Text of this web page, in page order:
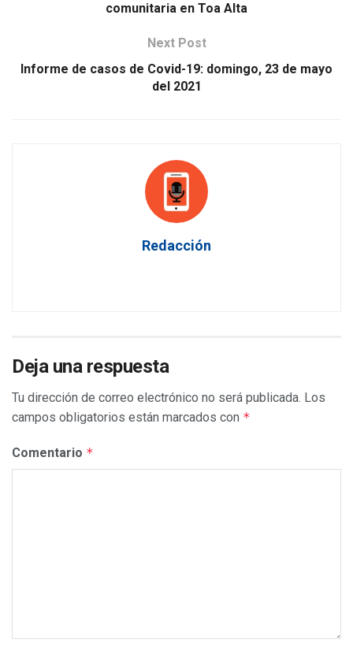
comunitaria en Toa Alta
Next Post
Informe de casos de Covid-19: domingo, 23 de mayo
del 2021
Redacción
Deja una respuesta
Tu dirección de correo electrónico no será publicada. Los
campos obligatorios están marcados con *
Comentario *